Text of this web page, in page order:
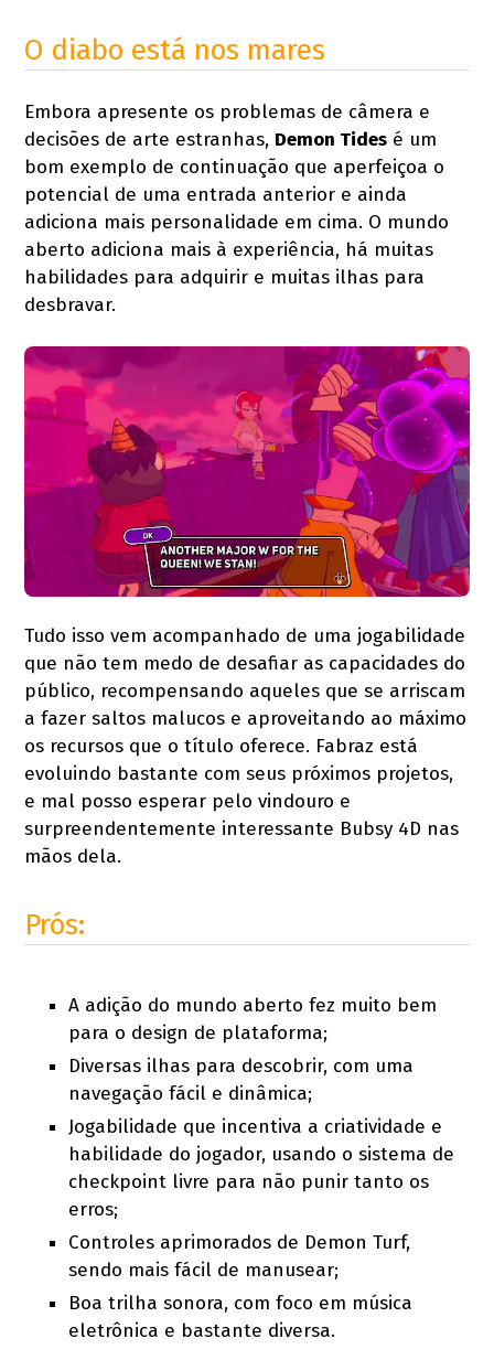
O diabo está nos mares
Embora apresente os problemas de câmera e
decisões de arte estranhas, Demon Tides é um
bom exemplo de continuação que aperfeiçoa o
potencial de uma entrada anterior e ainda
adiciona mais personalidade em cima. O mundo
aberto adiciona mais à experiência, há muitas
habilidades para adquirir e muitas ilhas para
desbravar.
Tudo isso vem acompanhado de uma jogabilidade
que não tem medo de desafiar as capacidades do
público, recompensando aqueles que se arriscam
a fazer saltos malucos e aproveitando ao máximo
os recursos que o título oferece. Fabraz está
evoluindo bastante com seus próximos projetos,
e mal posso esperar pelo vindouro e
surpreendentemente interessante Bubsy 4D nas
mãos dela.
Prós:
A adição do mundo aberto fez muito bem
para o design de plataforma;
Diversas ilhas para descobrir, com uma
navegação fácil e dinâmica;
Jogabilidade que incentiva a criatividade e
habilidade do jogador, usando o sistema de
checkpoint livre para não punir tanto os
erros;
Controles aprimorados de Demon Turf,
sendo mais fácil de manusear;
Boa trilha sonora, com foco em música
eletrônica e bastante diversa.